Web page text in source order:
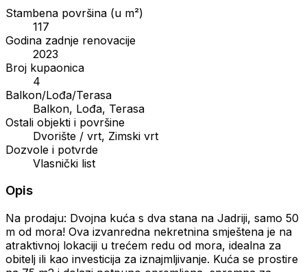
Stambena površina (u m²)
117
Godina zadnje renovacije
2023
Broj kupaonica
4
Balkon/Lođa/Terasa
Balkon, Lođa, Terasa
Ostali objekti i površine
Dvorište / vrt, Zimski vrt
Dozvole i potvrde
Vlasnički list
Opis
Na prodaju: Dvojna kuća s dva stana na Jadriji, samo 50
m od mora! Ova izvanredna nekretnina smještena je na
atraktivnoj lokaciji u trećem redu od mora, idealna za
obitelj ili kao investicija za iznajmljivanje. Kuća se prostire